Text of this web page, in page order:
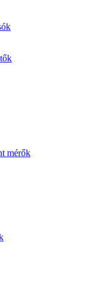
mérők